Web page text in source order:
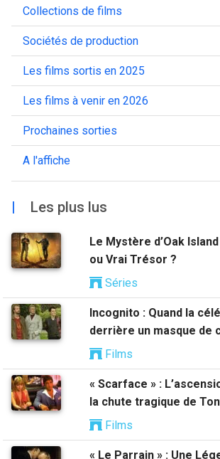
Collections de films
Sociétés de production
Les films sortis en 2025
Les films à venir en 2026
Prochaines sorties
A l'affiche
| Les plus lus
Le Mystère d’Oak
ou Vrai Trésor ?
Séries
Incognito : Quand la
derrière un masque de
Films
« Scarface » :
la chute tragique de
Films
« Le Parrain » : Une